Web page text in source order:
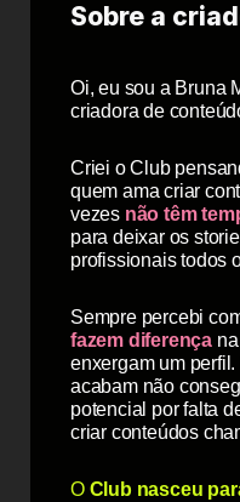
Sobre a
Oi, eu sou a Bruna
criadora de
Criei o Club
quem ama criar
vezes não têm
para deixar os
profissionais todos
Sempre percebi
fazem diferença
enxergam um
acabam não
potencial por falta
criar conteúdos
O Club nasceu